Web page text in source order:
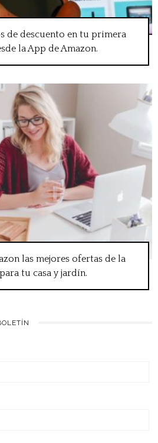
de descuento en tu primera
la App de Amazon.
las mejores ofertas de la
tu casa y jardín.